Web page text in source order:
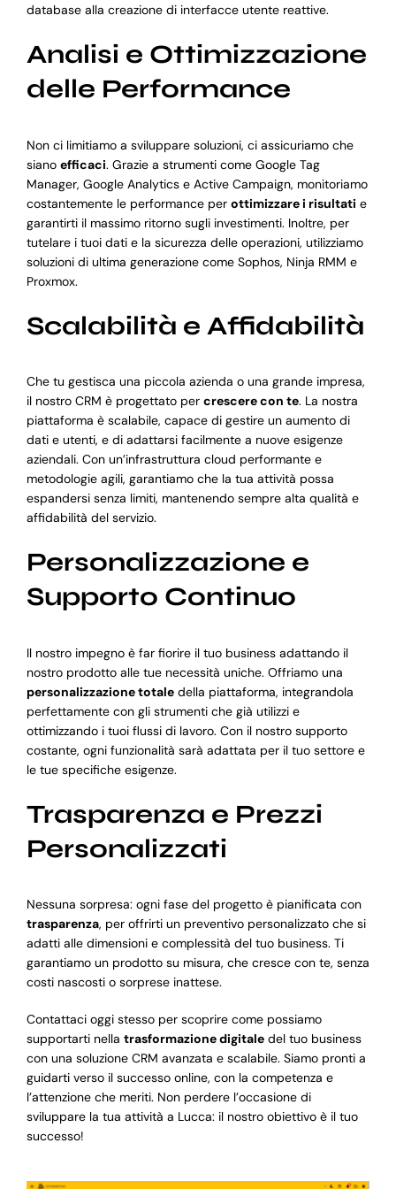
database alla creazione di interfacce utente reattive.
Analisi e Ottimizzazione
delle Performance
Non ci limitiamo a sviluppare soluzioni, ci assicuriamo che
siano efficaci. Grazie a strumenti come Google Tag
Manager, Google Analytics e Active Campaign, monitoriamo
costantemente le performance per ottimizzare i risultati e
garantirti il massimo ritorno sugli investimenti. Inoltre, per
tutelare i tuoi dati e la sicurezza delle operazioni, utilizziamo
soluzioni di ultima generazione come Sophos, Ninja RMM e
Proxmox.
Scalabilità e Affidabilità
Che tu gestisca una piccola azienda o una grande impresa,
il nostro CRM è progettato per crescere con te. La nostra
piattaforma è scalabile, capace di gestire un aumento di
dati e utenti, e di adattarsi facilmente a nuove esigenze
aziendali. Con un’infrastruttura cloud performante e
metodologie agili, garantiamo che la tua attività possa
espandersi senza limiti, mantenendo sempre alta qualità e
affidabilità del servizio.
Personalizzazione e
Supporto Continuo
Il nostro impegno è far fiorire il tuo business adattando il
nostro prodotto alle tue necessità uniche. Offriamo una
personalizzazione totaledella piattaforma, integrandola
perfettamente con gli strumenti che già utilizzi e
ottimizzando i tuoi flussi di lavoro. Con il nostro supporto
costante, ogni funzionalità sarà adattata per il tuo settore e
le tue specifiche esigenze.
Trasparenza e Prezzi
Personalizzati
Nessuna sorpresa: ogni fase del progetto è pianificata con
trasparenza, per offrirti un preventivo personalizzato che si
adatti alle dimensioni e complessità del tuo business. Ti
garantiamo un prodotto su misura, che cresce con te, senza
costi nascosti o sorprese inattese.
Contattaci oggi stesso per scoprire come possiamo
supportarti nella trasformazione digitaledel tuo business
con una soluzione CRM avanzata e scalabile. Siamo pronti a
guidarti verso il successo online, con la competenza e
l’attenzione che meriti. Non perdere l’occasione di
sviluppare la tua attività a Lucca: il nostro obiettivo è il tuo
successo!